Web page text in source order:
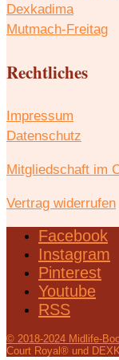
Dexkadima
Mutmach-Freitag
Rechtliches
Impressum
Datenschutz
Mitgliedschaft im
Vertrag widerrufen
Facebook
Instagram
Pinterest
Youtube
RSS
© 2018-2024 Midlife-
Court Royal® und